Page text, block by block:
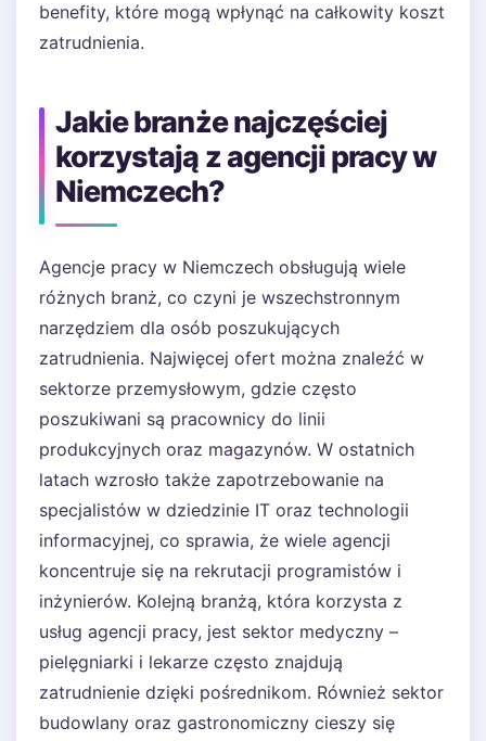
benefity, które mogą wpłynąć na całkowity koszt
zatrudnienia.
Jakie branże najczęściej
korzystają z agencji pracy w
Niemczech?
Agencje pracy w Niemczech obsługują wiele
różnych branż, co czyni je wszechstronnym
narzędziem dla osób poszukujących
zatrudnienia. Najwięcej ofert można znaleźć w
sektorze przemysłowym, gdzie często
poszukiwani są pracownicy do linii
produkcyjnych oraz magazynów. W ostatnich
latach wzrosło także zapotrzebowanie na
specjalistów w dziedzinie IT oraz technologii
informacyjnej, co sprawia, że wiele agencji
koncentruje się na rekrutacji programistów i
inżynierów. Kolejną branżą, która korzysta z
usług agencji pracy, jest sektor medyczny –
pielęgniarki i lekarze często znajdują
zatrudnienie dzięki pośrednikom. Również sektor
budowlany oraz gastronomiczny cieszy się